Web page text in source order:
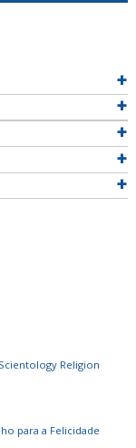
Scientology Religion
para a Felicidade